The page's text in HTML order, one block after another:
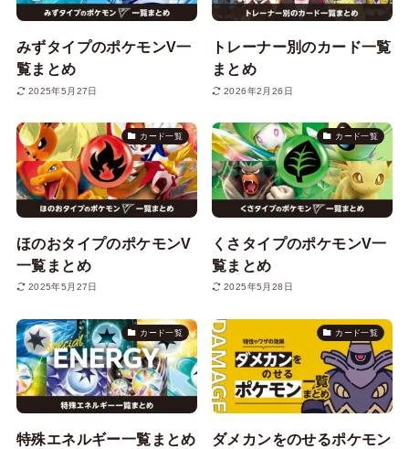
みずタイプのポケモンV一
覧まとめ
2025年5月27日
トレーナー別のカード一覧
まとめ
2026年2月26日
カード一覧
ほのおタイプのポケモンV
一覧まとめ
2025年5月27日
カード一覧
くさタイプのポケモンV一
覧まとめ
2025年5月28日
カード一覧
特殊エネルギー一覧まとめ
カード一覧
ダメカンをのせるポケモン